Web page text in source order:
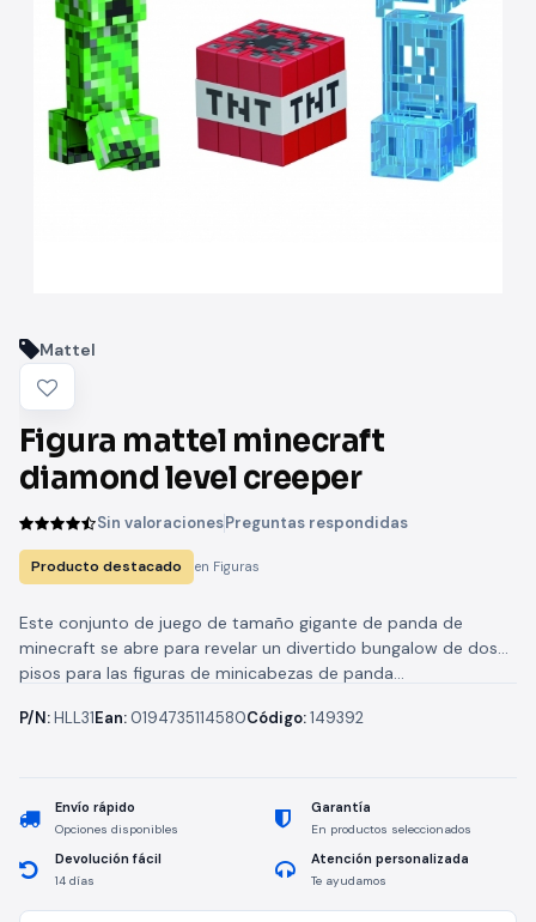
Mattel
Figura mattel minecraft
diamond level creeper
Sin valoracionesPreguntas respondidas
Producto destacado en Figuras
Este conjunto de juego de tamaño gigante de panda de
minecraft se abre para revelar un divertido bungalow de dos
pisos para las figuras de minicabezas de panda...
P/N:HLL31Ean: 0194735114580Código:149392
Envío rápido
Opciones disponibles
Garantía
En productos seleccionados
Devolución fácil
14 días
Atención personalizada
Te ayudamos